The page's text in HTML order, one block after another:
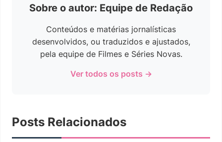
Sobre o autor: Equipe de Redação
Conteúdos e matérias jornalísticas
desenvolvidos, ou traduzidos e ajustados,
pela equipe de Filmes e Séries Novas.
Ver todos os posts →
Posts Relacionados